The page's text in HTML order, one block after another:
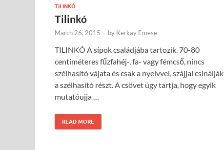
TILINKÓ
Tilinkó
March 26, 2015 - by Kerkay Emese
TILINKÓ A sípok családjába tartozik. 70-80
centiméteres fűzfahéj-, fa- vagy fémcső, nincs
szélhasító vájata és csak a nyelvvel, szájjal csinálják
a szélhasító részt. A csövet úgy tartja, hogy egyik
mutatóujja …
READ MORE